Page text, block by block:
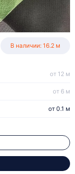
В наличии: 16.2 м
от 0.1 м
от 6 м
от 12 м